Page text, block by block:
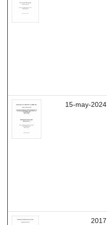
15-may-2024
2017